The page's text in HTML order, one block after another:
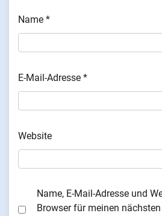
Name *
E-Mail-Adresse *
Website
Name, E-Mail-Adresse und
Browser für meinen